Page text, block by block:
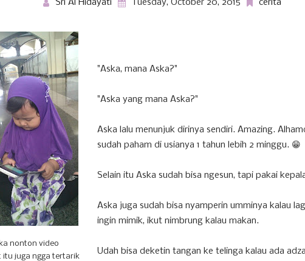
Sri Al Hidayati Tuesday, October 20, 2015 cerita
nonton video
itu juga ngga tertarik
"Aska, mana Aska?"
"Aska yang mana Aska?"
Aska lalu menunjuk dirinya sendiri. Amazing.
sudah paham di usianya 1 tahun lebih 2 minggu. 😁
Selain itu Aska sudah bisa ngesun, tapi pakai
Aska juga sudah bisa nyamperin umminya kalau
ingin mimik, ikut nimbrung kalau makan.
Udah bisa deketin tangan ke telinga kalau ada